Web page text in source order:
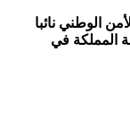
الوطني نائبا
المملكة في